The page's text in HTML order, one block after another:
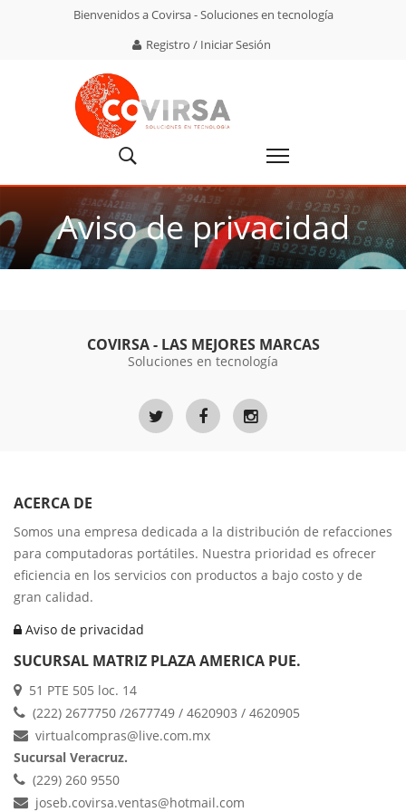
Bienvenidos a Covirsa - Soluciones en tecnología
Registro / Iniciar Sesión
Aviso de privacidad
COVIRSA - LAS MEJORES MARCAS
Soluciones en tecnología
ACERCA DE
Somos una empresa dedicada a la distribución de refacciones
para computadoras portátiles. Nuestra prioridad es ofrecer
eficiencia en los servicios con productos a bajo costo y de
gran calidad.
Aviso de privacidad
SUCURSAL MATRIZ PLAZA AMERICA PUE.
51 PTE 505 loc. 14
(222) 2677750 /2677749 / 4620903 / 4620905
virtualcompras@live.com.mx
Sucursal Veracruz.
(229) 260 9550
joseb.covirsa.ventas@hotmail.com